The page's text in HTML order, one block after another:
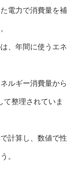
電力で消費量を補
、年間に使うエネ
ルギー消費量から
て整理されていま
計算し、数値で性
。